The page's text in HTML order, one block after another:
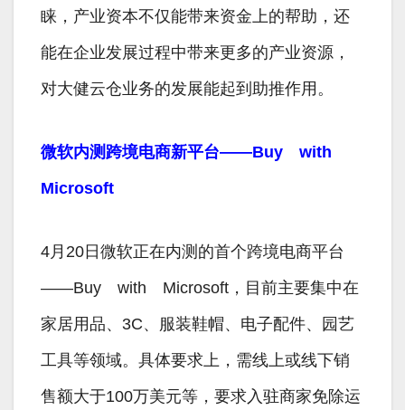
睐，产业资本不仅能带来资金上的帮助，还
能在企业发展过程中带来更多的产业资源，
对大健云仓业务的发展能起到助推作用。
微软内测跨境电商新平台——Buy with
Microsoft
4月20日微软正在内测的首个跨境电商平台
——Buy with Microsoft，目前主要集中在
家居用品、3C、服装鞋帽、电子配件、园艺
工具等领域。具体要求上，需线上或线下销
售额大于100万美元等，要求入驻商家免除运